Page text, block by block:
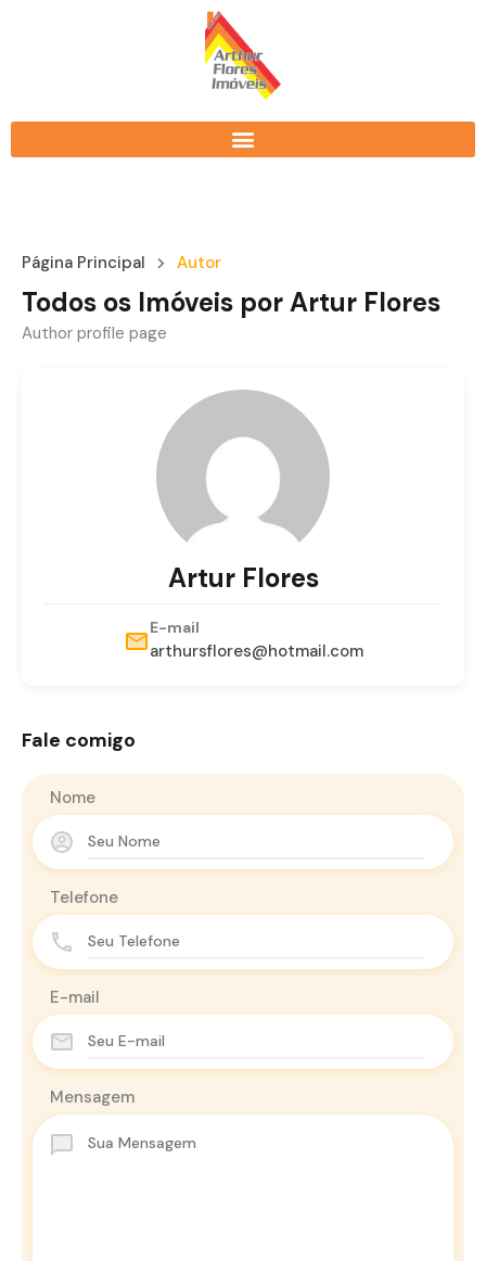
Página Principal Autor
Todos os Imóveis por Artur Flores
Author profile page
Artur Flores
E-mail
arthursflores@hotmail.com
Fale comigo
Nome
Telefone
E-mail
Mensagem